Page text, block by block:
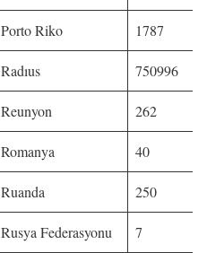
Porto Riko 1787
Radıus 750996
Reunyon 262
Romanya 40
Ruanda 250
Rusya Federasyonu 7